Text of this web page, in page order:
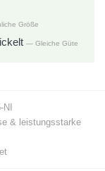
Größe
— Gleiche Güte
NI
& leistungsstarke